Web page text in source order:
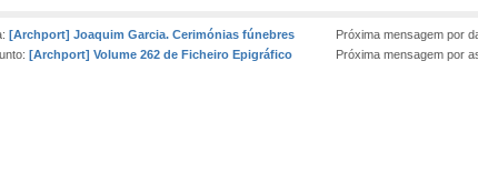
[Archport] Joaquim Garcia. Cerimónias fúnebres Próxima mensagem por
[Archport] Volume 262 de Ficheiro Epigráfico Próxima mensagem por